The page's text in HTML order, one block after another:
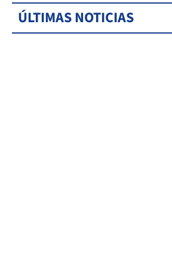
ÚLTIMAS NOTICIAS